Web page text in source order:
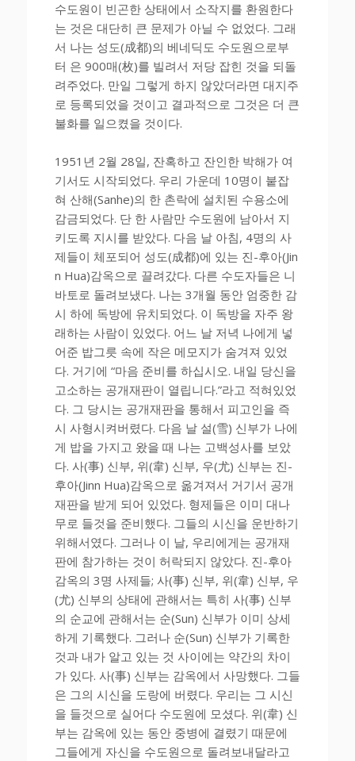
수도원이 빈곤한 상태에서 소작지를 환원한다
는 것은 대단히 큰 문제가 아닐 수 없었다. 그래
서 나는 성도(成都)의 베네딕도 수도원으로부
터 은 900매(枚)를 빌려서 저당 잡힌 것을 되돌
려주었다. 만일 그렇게 하지 않았더라면 대지주
로 등록되었을 것이고 결과적으로 그것은 더 큰
불화를 일으켰을 것이다.
1951년 2월 28일, 잔혹하고 잔인한 박해가 여
기서도 시작되었다. 우리 가운데 10명이 붙잡
혀 산해(Sanhe)의 한 촌락에 설치된 수용소에
감금되었다. 단 한 사람만 수도원에 남아서 지
키도록 지시를 받았다. 다음 날 아침, 4명의 사
제들이 체포되어 성도(成都)에 있는 진-후아(Jin
n Hua)감옥으로 끌려갔다. 다른 수도자들은 니
바토로 돌려보냈다. 나는 3개월 동안 엄중한 감
시 하에 독방에 유치되었다. 이 독방을 자주 왕
래하는 사람이 있었다. 어느 날 저녁 나에게 넣
어준 밥그릇 속에 작은 메모지가 숨겨져 있었
다. 거기에 “마음 준비를 하십시오. 내일 당신을
고소하는 공개재판이 열립니다.”라고 적혀있었
다. 그 당시는 공개재판을 통해서 피고인을 즉
시 사형시켜버렸다. 다음 날 설(雪) 신부가 나에
게 밥을 가지고 왔을 때 나는 고백성사를 보았
다. 사(事) 신부, 위(韋) 신부, 우(尤) 신부는 진-
후아(Jinn Hua)감옥으로 옮겨져서 거기서 공개
재판을 받게 되어 있었다. 형제들은 이미 대나
무로 들것을 준비했다. 그들의 시신을 운반하기
위해서였다. 그러나 이 날, 우리에게는 공개재
판에 참가하는 것이 허락되지 않았다. 진-후아
감옥의 3명 사제들; 사(事) 신부, 위(韋) 신부, 우
(尤) 신부의 상태에 관해서는 특히 사(事) 신부
의 순교에 관해서는 순(Sun) 신부가 이미 상세
하게 기록했다. 그러나 순(Sun) 신부가 기록한
것과 내가 알고 있는 것 사이에는 약간의 차이
가 있다. 사(事) 신부는 감옥에서 사망했다. 그들
은 그의 시신을 도랑에 버렸다. 우리는 그 시신
을 들것으로 실어다 수도원에 모셨다. 위(韋) 신
부는 감옥에 있는 동안 중병에 결렸기 때문에
그들에게 자신을 수도원으로 돌려보내달라고